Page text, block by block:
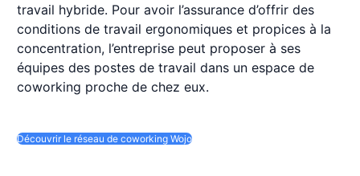
travail hybride. Pour avoir l’assurance d’offrir des
conditions de travail ergonomiques et propices à la
concentration, l’entreprise peut proposer à ses
équipes des postes de travail dans un espace de
coworking proche de chez eux.
Découvrir le réseau de coworking Wojo